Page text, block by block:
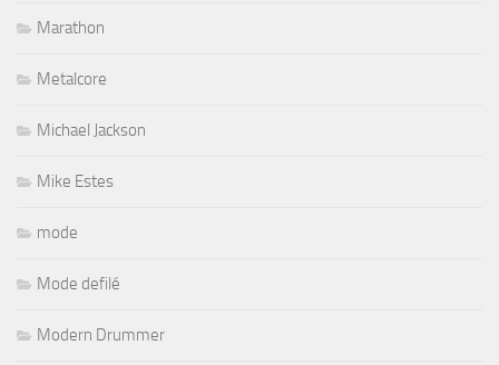
Marathon
Metalcore
Michael Jackson
Mike Estes
mode
Mode defilé
Modern Drummer